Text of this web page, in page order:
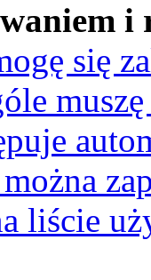
i
się
liście